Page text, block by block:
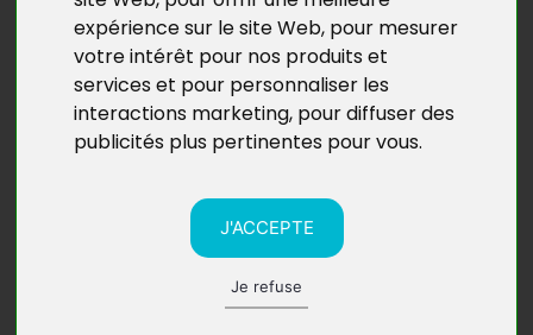
expérience sur le site Web, pour mesurer
votre intérêt pour nos produits et
services et pour personnaliser les
interactions marketing, pour diffuser des
publicités plus pertinentes pour vous.
J'ACCEPTE
Je refuse